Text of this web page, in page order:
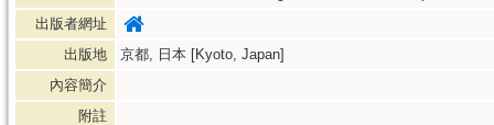
出版者網址
出版地
京都, 日本 [Kyoto, Japan]
內容簡介
附註